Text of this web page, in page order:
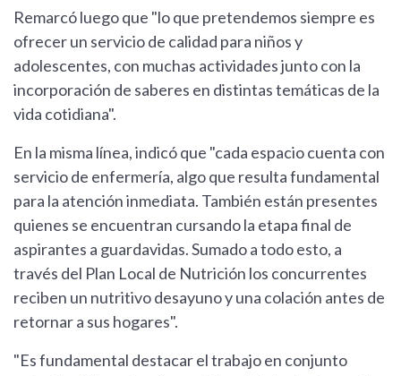
Remarcó luego que "lo que pretendemos siempre es
ofrecer un servicio de calidad para niños y
adolescentes, con muchas actividades junto con la
incorporación de saberes en distintas temáticas de la
vida cotidiana".
En la misma línea, indicó que "cada espacio cuenta con
servicio de enfermería, algo que resulta fundamental
para la atención inmediata. También están presentes
quienes se encuentran cursando la etapa final de
aspirantes a guardavidas. Sumado a todo esto, a
través del Plan Local de Nutrición los concurrentes
reciben un nutritivo desayuno y una colación antes de
retornar a sus hogares".
"Es fundamental destacar el trabajo en conjunto